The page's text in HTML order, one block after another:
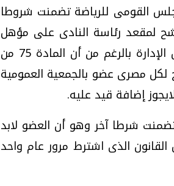
القومى للرياضة تضمنت شروطا
لمقعد رئاسة النادى على مؤهل
عالى ، ومؤهل متوسط كحد أدنى للمرشح لعضوية مجلس الإدارة بالرغم من أن المادة 75 من
لكل مصرى عضو بالجمعية العمومية
إضافة قيد عليه.
الجديدة تضمنت شرطا آخر وهو أن العضو لابد
بالمخالفة لنص القانون الذى اشترط مرور عام واحد